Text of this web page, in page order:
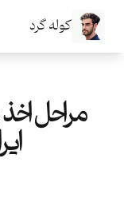
کوله گرد
مراحل